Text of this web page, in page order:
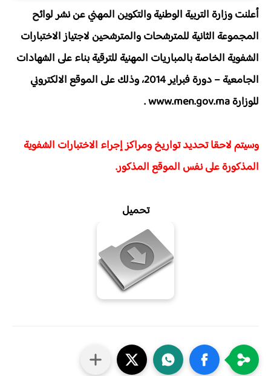
أعلنت وزارة التربية الوطنية والتكوين المهني عن نشر لوائح
المجموعة الثانية للمترشحات والمترشحين لاجتياز الاختبارات
الشفوية الخاصة بالمباريات المهنية للترقية بناء على الشهادات
الجامعية – دورة فبراير 2014، وذلك على الموقع الالكتروني
للوزارة www.men.gov.ma .
وسيتم لاحقا تحديد تواريخ ومراكز إجراء الاختبارات الشفوية
المذكورة على نفس الموقع المذكور.
تحميل